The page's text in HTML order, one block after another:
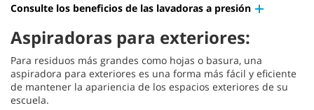
Consulte los beneficios de las lavadoras a presión
Aspiradoras para exteriores:
Para residuos más grandes como hojas o basura, una
aspiradora para exteriores es una forma más fácil y eficiente
de mantener la apariencia de los espacios exteriores de su
escuela.